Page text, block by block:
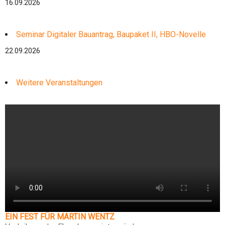
16.09.2026
Seminar Digitaler Bauantrag, Baupaket II, HBO-Novelle
22.09.2026
Weitere Veranstaltungen
EIN FEST FÜR MARTIN WENTZ